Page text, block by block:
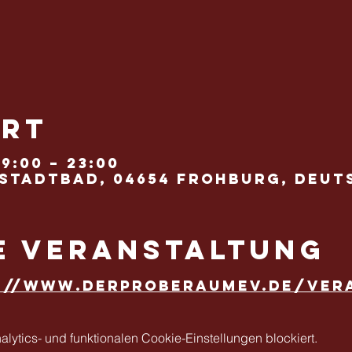
– 23:00
04654 Frohburg,
Veranstaltung
www.derproberaumev.de/
und funktionalen Cookie-Einstellungen blockiert.